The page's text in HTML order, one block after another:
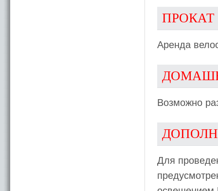
ПРОКАТ
Аренда
Возможно
Для